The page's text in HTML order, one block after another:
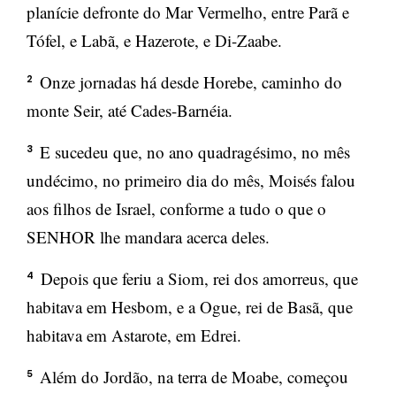
planície defronte do Mar Vermelho, entre Parã e
Tófel, e Labã, e Hazerote, e Di-Zaabe.
2
Onze jornadas há desde Horebe, caminho do
monte Seir, até Cades-Barnéia.
3
E sucedeu que, no ano quadragésimo, no mês
undécimo, no primeiro dia do mês, Moisés falou
aos filhos de Israel, conforme a tudo o que o
SENHOR lhe mandara acerca deles.
4
Depois que feriu a Siom, rei dos amorreus, que
habitava em Hesbom, e a Ogue, rei de Basã, que
habitava em Astarote, em Edrei.
5
Além do Jordão, na terra de Moabe, começou